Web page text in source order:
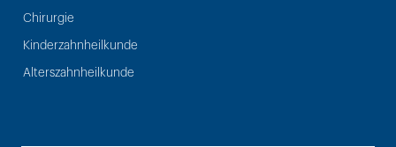
Chirurgie
Kinderzahnheilkunde
Alterszahnheilkunde